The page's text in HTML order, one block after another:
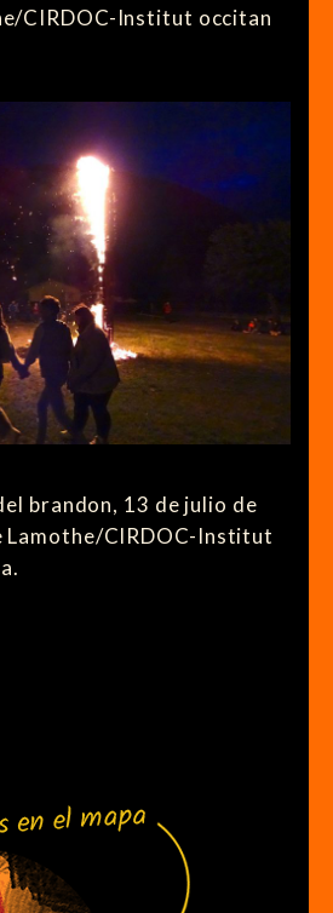
CIRDOC-Institut occitan
brandon, 13 de julio de
CIRDOC-Institut